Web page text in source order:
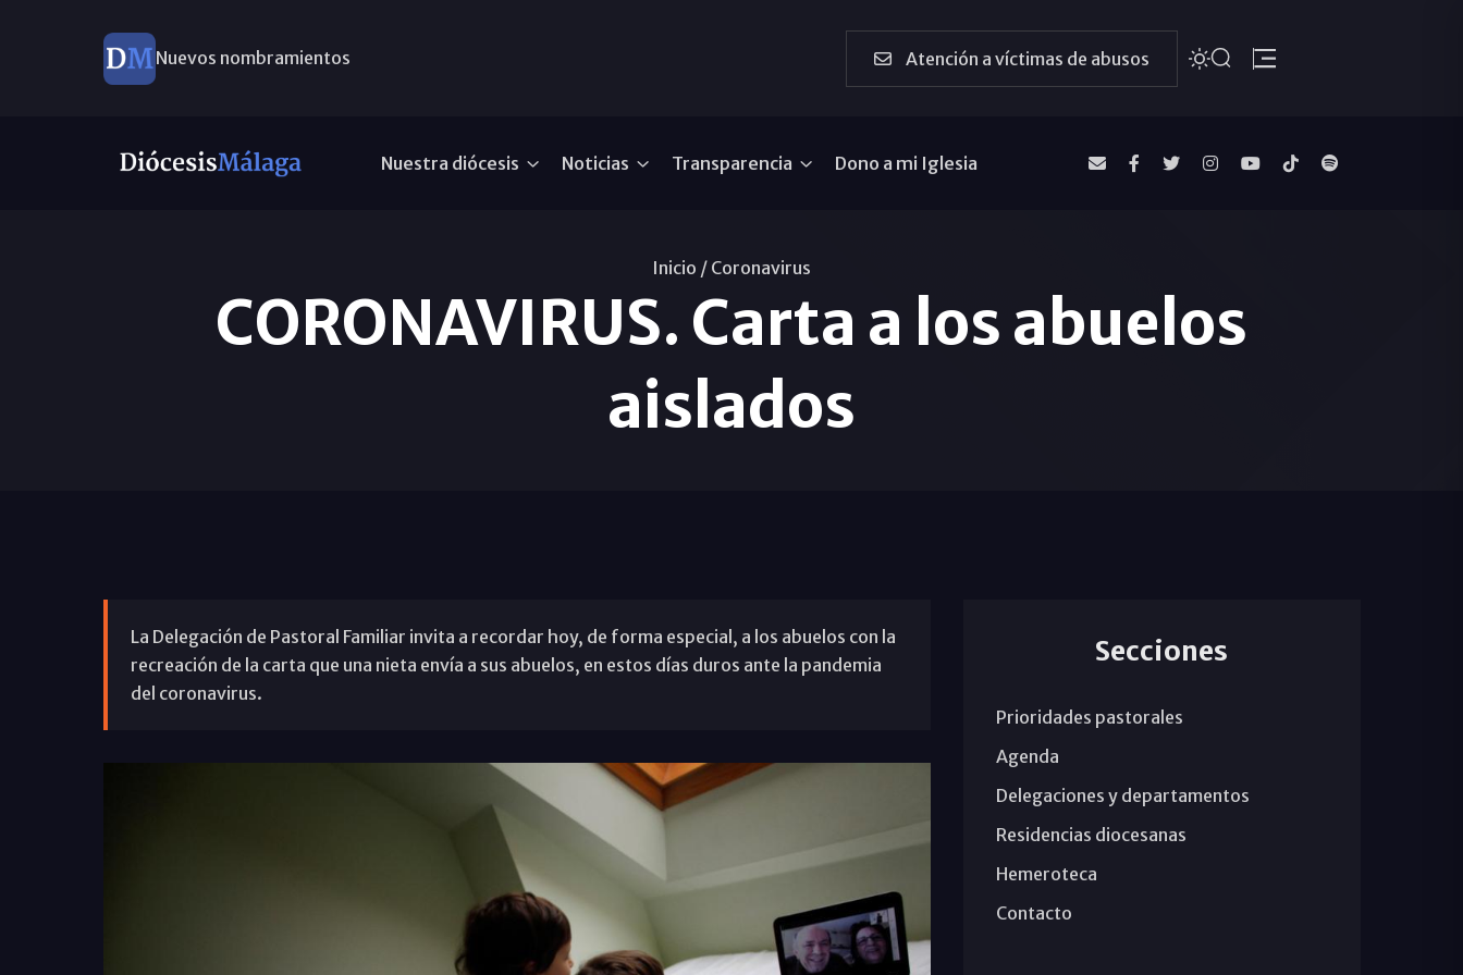
Nuevos nombramientos Atención a víctimas de abusos
Nuestra diócesis Noticias Transparencia Dono a mi Iglesia
Inicio / Coronavirus
CORONAVIRUS. Carta a los abuelos
aislados
La Delegación de Pastoral Familiar invita a recordar hoy, de forma especial, a los abuelos con la
recreación de la carta que una nieta envía a sus abuelos, en estos días duros ante la pandemia
del coronavirus.
Secciones
Prioridades pastorales
Agenda
Delegaciones y departamentos
Residencias diocesanas
Hemeroteca
Contacto